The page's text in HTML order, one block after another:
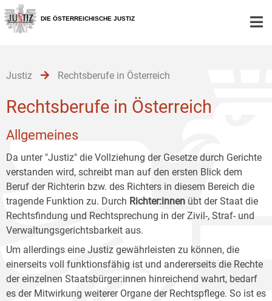
Zur
Hauptnavigation
[1]
Zum
Inhalt
[2]
Zum
Untermenü
[3]
DIE ÖSTERREICHISCHE JUSTIZ
Justiz Rechtsberufe in Österreich
Rechtsberufe in Österreich
Allgemeines
Da unter "Justiz" die Vollziehung der Gesetze durch Gerichte
verstanden wird, schreibt man auf den ersten Blick dem
Beruf der Richterin bzw. des Richters in diesem Bereich die
tragende Funktion zu. Durch Richter:innen übt der Staat die
Rechtsfindung und Rechtsprechung in der Zivil-, Straf- und
Verwaltungsgerichtsbarkeit aus.
Um allerdings eine Justiz gewährleisten zu können, die
einerseits voll funktionsfähig ist und andererseits die Rechte
der einzelnen Staatsbürger:innen hinreichend wahrt, bedarf
es der Mitwirkung weiterer Organe der Rechtspflege. So ist es